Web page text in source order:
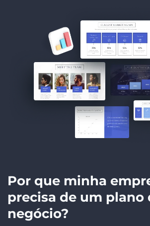
Por que minha
precisa de um plano
negócio?